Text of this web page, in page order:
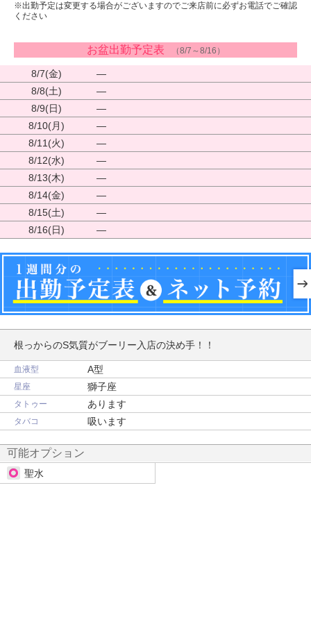
※出勤予定は変更する場合がございますのでご来店前に必ずお電話でご確認
ください
お盆出勤予定表 （8/7～8/16）
8/7(金)
―
8/8(土)
―
8/9(日)
―
8/10(月)
―
8/11(火)
―
8/12(水)
―
8/13(木)
―
8/14(金)
―
8/15(土)
―
8/16(日)
―
根っからのS気質がブーリー入店の決め手！！
血液型 A型
星座 獅子座
タトゥー あります
タバコ 吸います
可能オプション
聖水